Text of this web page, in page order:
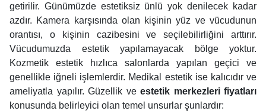
getirilir. Günümüzde estetiksiz ünlü yok denilecek kadar
azdır. Kamera karşısında olan kişinin yüz ve vücudunun
orantısı, o kişinin cazibesini ve seçilebilirliğini arttırır.
Vücudumuzda estetik yapılamayacak bölge yoktur.
Kozmetik estetik hızlıca salonlarda yapılan geçici ve
genellikle iğneli işlemlerdir. Medikal estetik ise kalıcıdır ve
ameliyatla yapılır. Güzellik ve estetik merkezleri fiyatları
konusunda belirleyici olan temel unsurlar şunlardır: